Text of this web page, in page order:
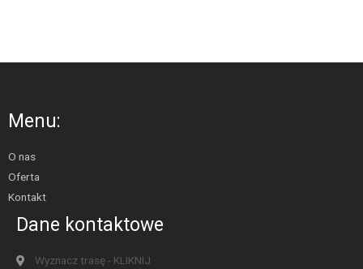
Menu:
O nas
Oferta
Kontakt
Dane kontaktowe
Wyznacz trasę - KLIKNIJ